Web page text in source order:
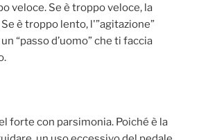
veloce. Se è troppo veloce, la
è troppo lento, l'”agitazione”
“passo d’uomo” che ti faccia
forte con parsimonia. Poiché è la